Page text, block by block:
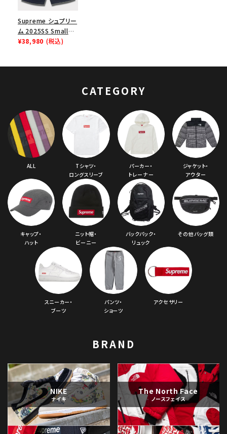
Supreme シュプリー
ム 2025SS Small
Box Baggy Mesh
¥38,980 (税込)
CATEGORY
ALL
Tシャツ・
ロングスリーブ
パーカー・
トレーナー
ジャケット・
アウター
キャップ・
ハット
ニット帽・
ビーニー
バックパック・
リュック
その他バッグ類
スニーカー・
ブーツ
パンツ・
ショーツ
アクセサリー
BRAND
NIKE
ナイキ
The North Face
ノースフェイス